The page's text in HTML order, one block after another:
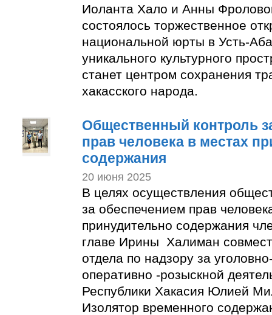
Иоланта Хало и Анны
состоялось торжественное
национальной юрты в Усть-
уникального культурного
станет центром сохранения
хакасского народа.
Общественный контроль
прав человека в местах
содержания
20 июня 2025
В целях осуществления
за обеспечением прав
принудительно содержания
главе Ирины Халиман
отдела по надзору за
оперативно -розыскной
Республики Хакасия Юлией
Изолятор временного